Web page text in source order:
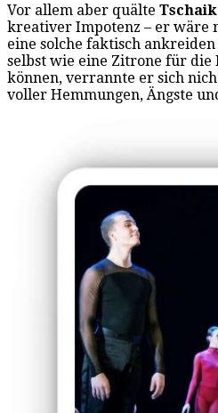
Vor allem aber quälte
kreativer Impotenz – er wäre
eine solche faktisch
selbst wie eine Zitrone für die
können, verrannte er sich
voller Hemmungen, Ängste